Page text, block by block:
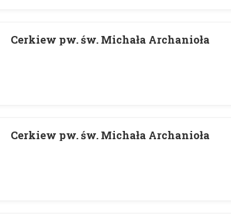
Cerkiew pw. św. Michała Archanioła
Cerkiew pw. św. Michała Archanioła